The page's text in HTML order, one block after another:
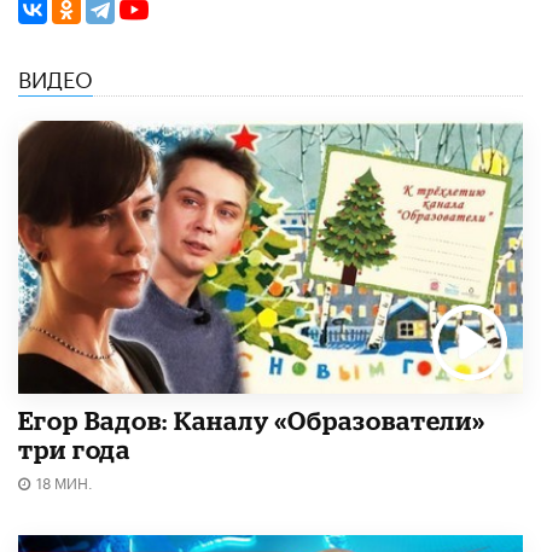
ВИДЕО
Егор Вадов: Каналу «Образователи»
три года
18 МИН.